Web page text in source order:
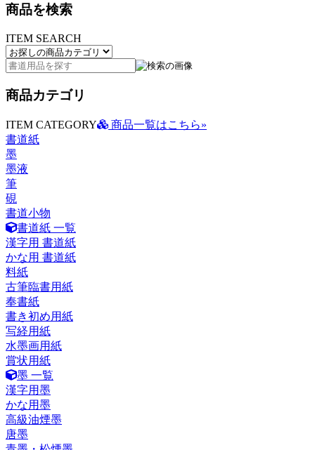
商品を検索
ITEM SEARCH
商品カテゴリ
ITEM CATEGORY
商品一覧はこちら»
書道紙
墨
墨液
筆
硯
書道小物
書道紙 一覧
漢字用 書道紙
かな用 書道紙
料紙
古筆臨書用紙
奉書紙
書き初め用紙
写経用紙
水墨画用紙
賞状用紙
墨 一覧
漢字用墨
かな用墨
高級油煙墨
唐墨